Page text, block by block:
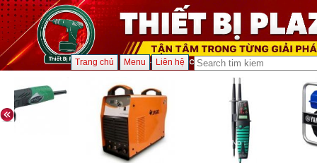
Trang chủ Menu Liên hệ